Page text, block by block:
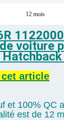
12 mois
voiture
article
et 100% QC
est de 12